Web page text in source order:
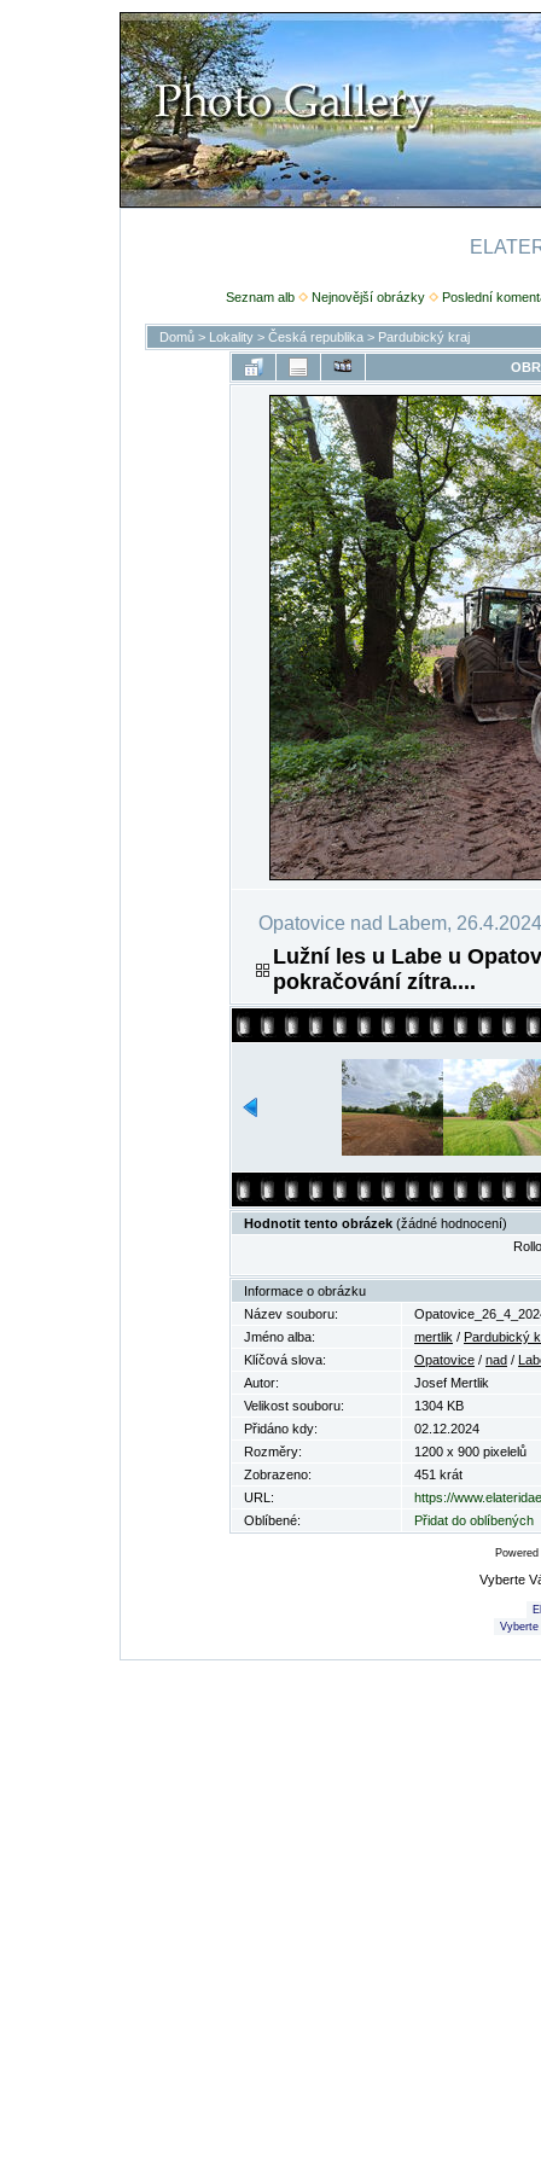
Seznam alb Nejnovější obrázky Poslední
Domů> Lokality> Česká republika> Pardubický kraj
Opatovice nad Labem, 26.4.2024
Lužní les u Labe u
pokračování zítra....
Hodnotit tento obrázek (žádné hodnocení)
Informace o obrázku
Název souboru:
Jméno alba:
mertlik / Pardubický
Klíčová slova:
Opatovice / nad /
Autor:
Josef Mertlik
Velikost souboru:
1304 KB
Přidáno kdy:
02.12.2024
Rozměry:
1200 x 900 pixelelů
Zobrazeno:
451 krát
URL:
https://
Oblíbené:
Přidat do oblíbených
Vyberte